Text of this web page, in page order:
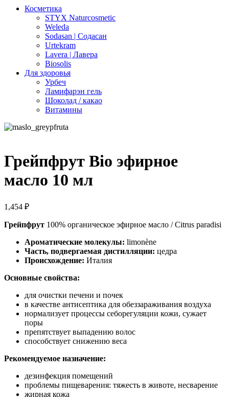
Косметика
STYX Naturcosmetic
Weleda
Sodasan | Содасан
Urtekram
Lavera | Лавера
Biosolis
Для здоровья
Урбеч
Ламифарэн гель
Шоколад / какао
Витамины
Грейпфрут Bio эфирное
масло 10 мл
1,454 ₽
Грейпфрут 100% органическое эфирное масло / Citrus paradisi
Ароматические молекулы: limonène
Часть, подвергаемая дистилляции: цедра
Происхождение: Италия
Основные свойства:
для очистки печени и почек
в качестве антисептика для обеззараживания воздуха
нормализует процессы себорегуляции кожи, сужает
поры
препятствует выпадению волос
способствует снижению веса
Рекомендуемое назначение:
дезинфекция помещений
проблемы пищеварения: тяжесть в животе, несварение
жирная кожа